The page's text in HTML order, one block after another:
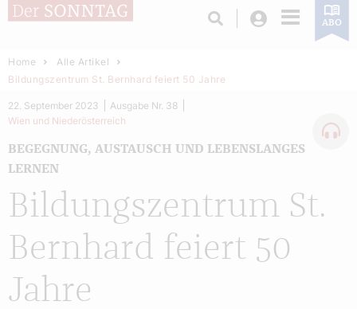
Login ABO
Home
Alle Artikel
Bildungszentrum St. Bernhard feiert 50 Jahre
Bildungszentrum St.
Bernhard feiert 50
Jahre
BEGEGNUNG, AUSTAUSCH UND LEBENSLANGES
LERNEN
22. September 2023
Ausgabe Nr. 38
Wien und Niederösterreich